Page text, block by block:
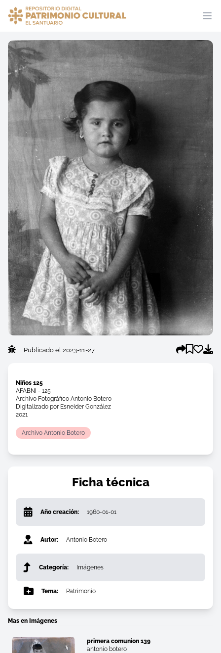
Publicado el 2023-11-27
Niños 125
AFABNI - 125
Archivo Fotográfico Antonio Botero
Digitalizado por Esneider González
2021
Archivo Antonio Botero
Ficha técnica
Año creación: 1960-01-01
Autor: Antonio Botero
Categoría: Imágenes
Tema: Patrimonio
Mas en Imágenes
primera comunion 139
antonio botero